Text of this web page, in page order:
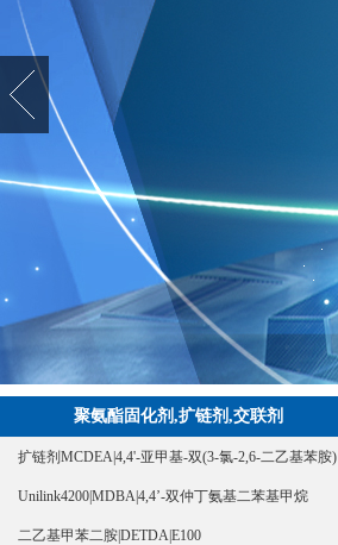
聚氨酯固化剂,扩链剂,交联剂
扩链剂MCDEA|4,4'-亚甲基-双(3-氯-2,6-二乙基苯胺)
Unilink4200|MDBA|4,4’-双仲丁氨基二苯基甲烷
二乙基甲苯二胺|DETDA|E100